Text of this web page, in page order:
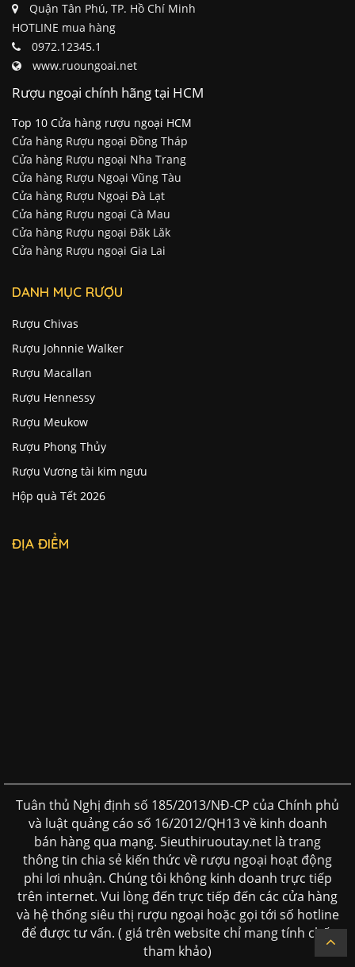
Quận Tân Phú, TP. Hồ Chí Minh
HOTLINE mua hàng
0972.12345.1
www.ruoungoai.net
Rượu ngoại chính hãng tại HCM
Top 10 Cửa hàng rượu ngoại HCM
Cửa hàng Rượu ngoại Đồng Tháp
Cửa hàng Rượu ngoại Nha Trang
Cửa hàng Rượu Ngoại Vũng Tàu
Cửa hàng Rượu Ngoại Đà Lạt
Cửa hàng Rượu ngoại Cà Mau
Cửa hàng Rượu ngoại Đăk Lăk
Cửa hàng Rượu ngoại Gia Lai
DANH MỤC RƯỢU
Rượu Chivas
Rượu Johnnie Walker
Rượu Macallan
Rượu Hennessy
Rượu Meukow
Rượu Phong Thủy
Rượu Vương tài kim ngưu
Hộp quà Tết 2026
ĐỊA ĐIỂM
Tuân thủ Nghị định số 185/2013/NĐ-CP của Chính phủ
và luật quảng cáo số 16/2012/QH13 về kinh doanh
bán hàng qua mạng. Sieuthiruoutay.net là trang
thông tin chia sẻ kiến thức về rượu ngoại hoạt động
phi lơi nhuận. Chúng tôi không kinh doanh trực tiếp
trên internet. Vui lòng đến trực tiếp đến các cửa hàng
và hệ thống siêu thị rượu ngoại hoặc gọi tới số hotline
để được tư vấn. ( giá trên website chỉ mang tính chất
tham khảo)